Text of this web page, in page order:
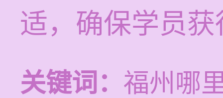
适，确保学员
关键词： 福州哪